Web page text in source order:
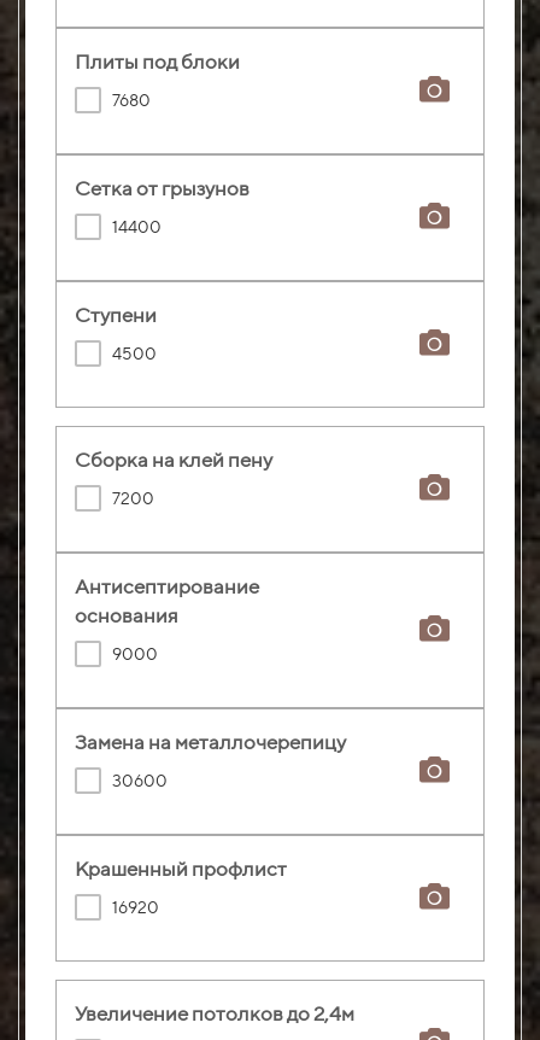
Плиты под блоки
7680
Сетка от грызунов
14400
Ступени
4500
Сборка на клей пену
7200
Антисептирование
основания
9000
Замена на металлочерепицу
30600
Крашенный профлист
16920
Увеличение потолков до 2,4м